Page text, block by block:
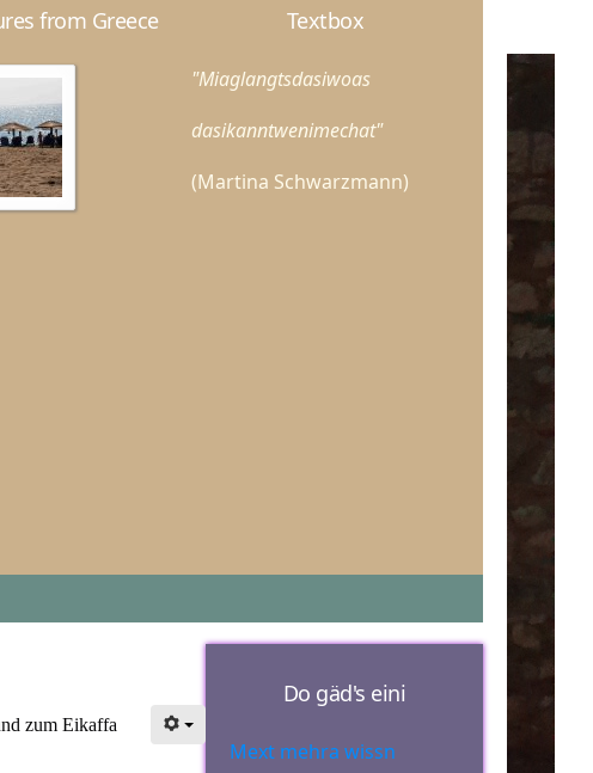
from Greece Textbox
"Miaglangtsdasiwoas
dasikanntwenimechat"
(Martina Schwarzmann)
zum Eikaffa
Do gäd's eini
Mext mehra wissn